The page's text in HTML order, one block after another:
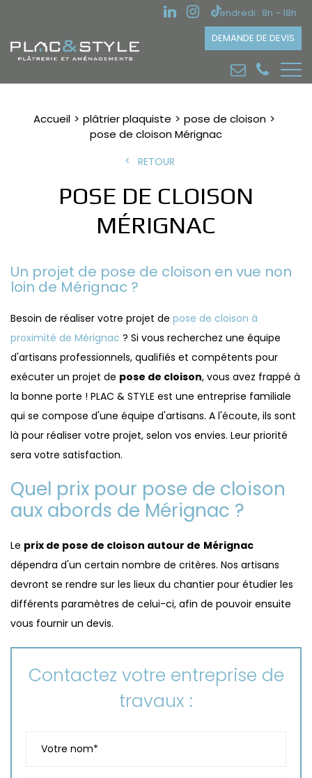
Vendredi : 8h – 18h
DEMANDE DE DEVIS
Accueil plâtrier plaquiste
pose de cloison
pose de cloison Mérignac
RETOUR
POSE DE CLOISON
MÉRIGNAC
Un projet de pose de cloison en vue non
loin de Mérignac ?
Besoin de réaliser votre projet de pose de cloison à
proximité de Mérignac ? Si vous recherchez une équipe
d'artisans professionnels, qualifiés et compétents pour
exécuter un projet de pose de cloison, vous avez frappé à
la bonne porte ! PLAC & STYLE est une entreprise familiale
qui se compose d'une équipe d'artisans. A l'écoute, ils sont
là pour réaliser votre projet, selon vos envies. Leur priorité
sera votre satisfaction.
Quel prix pour pose de cloison
aux abords de Mérignac ?
Le prix de pose de cloison autour de Mérignac
dépendra d'un certain nombre de critères. Nos artisans
devront se rendre sur les lieux du chantier pour étudier les
différents paramètres de celui-ci, afin de pouvoir ensuite
vous fournir un devis.
Contactez votre entreprise de
travaux :